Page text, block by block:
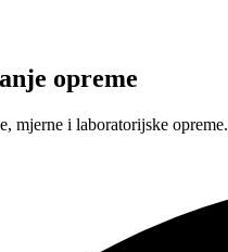
opreme
mjerne i laboratorijske opreme.